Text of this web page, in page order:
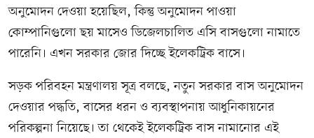
অনুমোদন দেওয়া হয়েছিল, কিন্তু অনুমোদন পাওয়া
কোম্পানিগুলো ছয় মাসেও ডিজেলচালিত এসি বাসগুলো নামাতে
পারেনি। এখন সরকার জোর দিচ্ছে ইলেকট্রিক বাসে।
সড়ক পরিবহন মন্ত্রণালয় সূত্র বলছে, নতুন সরকার বাস অনুমোদন
দেওয়ার পদ্ধতি, বাসের ধরন ও ব্যবস্থাপনায় আধুনিকায়নের
পরিকল্পনা নিয়েছে। তা থেকেই ইলেকট্রিক বাস নামানোর এই